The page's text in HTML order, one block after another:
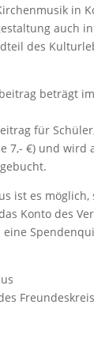
in
auch
des
beträgt
für
7,- €) und wird
ist es möglich,
Konto des
eine